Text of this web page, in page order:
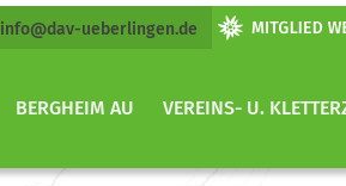
info@dav-ueberlingen.de
BERGHEIM AU VEREINS- U.